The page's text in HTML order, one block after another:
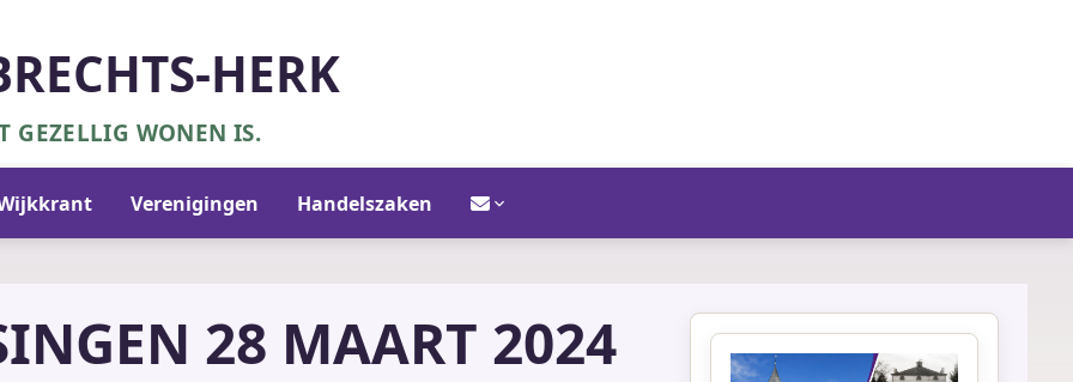
HERK
GEZELLIG WONEN IS.
Verenigingen HandelszakenContact/info/agenda
28 MAART 2024